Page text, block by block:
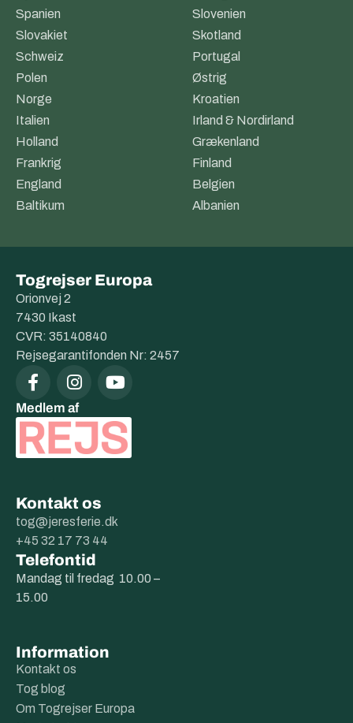
Spanien
Slovenien
Slovakiet
Skotland
Schweiz
Portugal
Polen
Østrig
Norge
Kroatien
Italien
Irland & Nordirland
Holland
Grækenland
Frankrig
Finland
England
Belgien
Baltikum
Albanien
Togrejser Europa
Orionvej 2
7430 Ikast
CVR: 35140840
Rejsegarantifonden Nr: 2457
Medlem af
Kontakt os
tog@jeresferie.dk
+45 32 17 73 44
Telefontid
Mandag til fredag 10.00 –
15.00
Information
Kontakt os
Tog blog
Om Togrejser Europa